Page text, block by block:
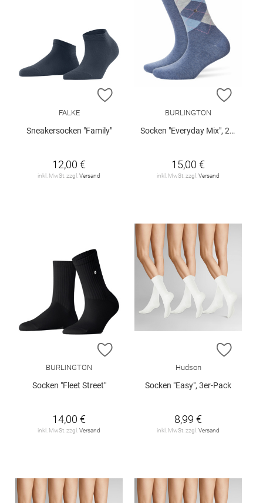
ZUR WUNSCHLISTE HINZUFÜGEN
FALKE
Sneakersocken "Family"
12,00 €
inkl. MwSt. zzgl.Versand
ZUR
BURLINGTON
Socken "Everyday Mix", 2er-Pack
15,00 €
inkl. MwSt. zzgl.Versand
ZUR WUNSCHLISTE HINZUFÜGEN
BURLINGTON
Socken "Fleet Street"
14,00 €
inkl. MwSt. zzgl. Versand
ZUR
Hudson
Socken "Easy", 3er-Pack
8,99 €
inkl. MwSt. zzgl. Versand